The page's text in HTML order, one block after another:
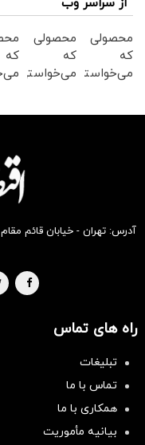
از سراسر وب
محصولی
که
می‌خواستی
محصولی
که
می‌خواستی
که
آدرس: تهران - خیابان قائم
راه های تماس
تبلیغات
تماس با ما
همکاری با ما
بیانیه مأموریت